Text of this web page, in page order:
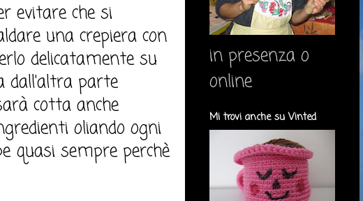
evitare che si
una crepiera con
delicatamente su
dall'altra parte
cotta anche
oliando ogni
quasi sempre perchè
in presenza o
online
Mi trovi anche su Vinted